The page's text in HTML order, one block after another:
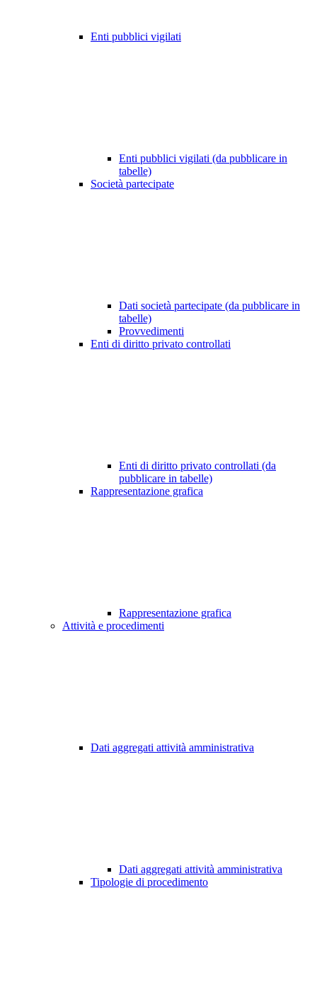
Enti pubblici vigilati
Enti pubblici vigilati (da pubblicare in
tabelle)
Società partecipate
Dati società partecipate (da pubblicare in
tabelle)
Provvedimenti
Enti di diritto privato controllati
Enti di diritto privato controllati (da
pubblicare in tabelle)
Rappresentazione grafica
Rappresentazione grafica
Attività e procedimenti
Dati aggregati attività amministrativa
Dati aggregati attività amministrativa
Tipologie di procedimento